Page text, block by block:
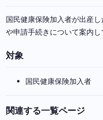
国民健康保険加入者が出産
や申請手続きについて案内し
対象
国民健康保険加入者
関連する一覧ページ